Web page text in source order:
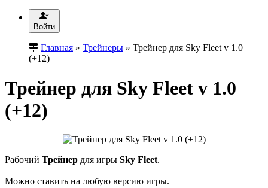
Войти
Главная » Трейнеры » Трейнер для Sky Fleet v 1.0
(+12)
Трейнер для Sky Fleet v 1.0
(+12)
Рабочий Трейнер для игры Sky Fleet.
Можно ставить на любую версию игры.